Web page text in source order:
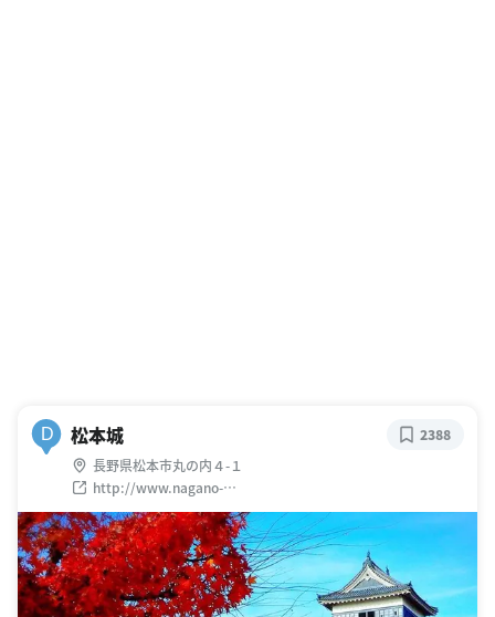
D 松本城
長野県松本市丸の内４-１
http://www.nagano-
tabi.net/modules/enjoy/enjoy_2022001.html
2388